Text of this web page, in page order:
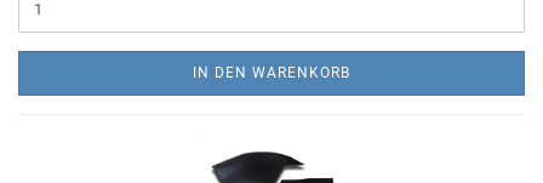
IN DEN WARENKORB